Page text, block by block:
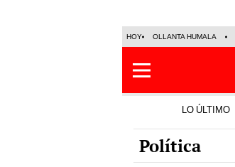
HOY OLLANTA HUMALA
LO ÚLTIMO
Política